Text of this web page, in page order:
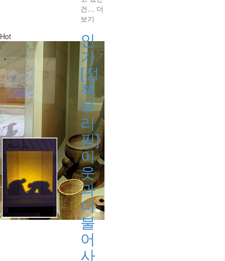
건… 더
보기
Hot
인
기
[정
책
브
리
핑]
이
웃
과
더
불
어
사